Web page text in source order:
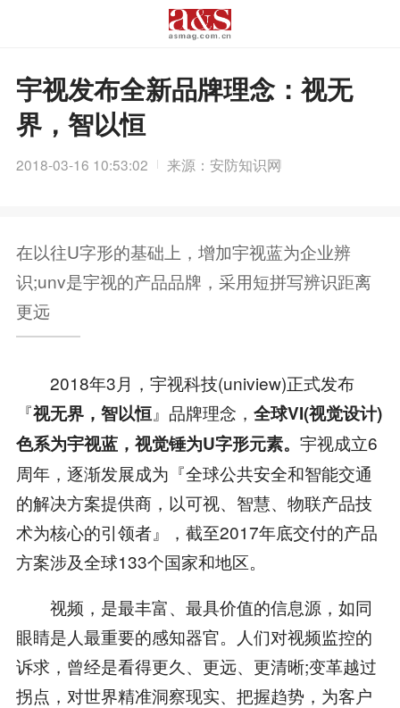
宇视发布全新品牌理念：视无
界，智以恒
2018-03-16 10:53:02 来源：安防知识网
在以往U字形的基础上，增加宇视蓝为企业辨
识;unv是宇视的产品品牌，采用短拼写辨识距离
更远
2018年3月，宇视科技(uniview)正式发布
『视无界，智以恒』品牌理念， 全球VI(视觉设计)
色系为宇视蓝，视觉锤为U字形元素。 宇视成立6
周年，逐渐发展成为『全球公共安全和智能交通
的解决方案提供商，以可视、智慧、物联产品技
术为核心的引领者』，截至2017年底交付的产品
方案涉及全球133个国家和地区。
视频，是最丰富、最具价值的信息源，如同
眼睛是人最重要的感知器官。人们对视频监控的
诉求，曾经是看得更久、更远、更清晰;变革越过
拐点，对世界精准洞察现实、把握趋势，为客户